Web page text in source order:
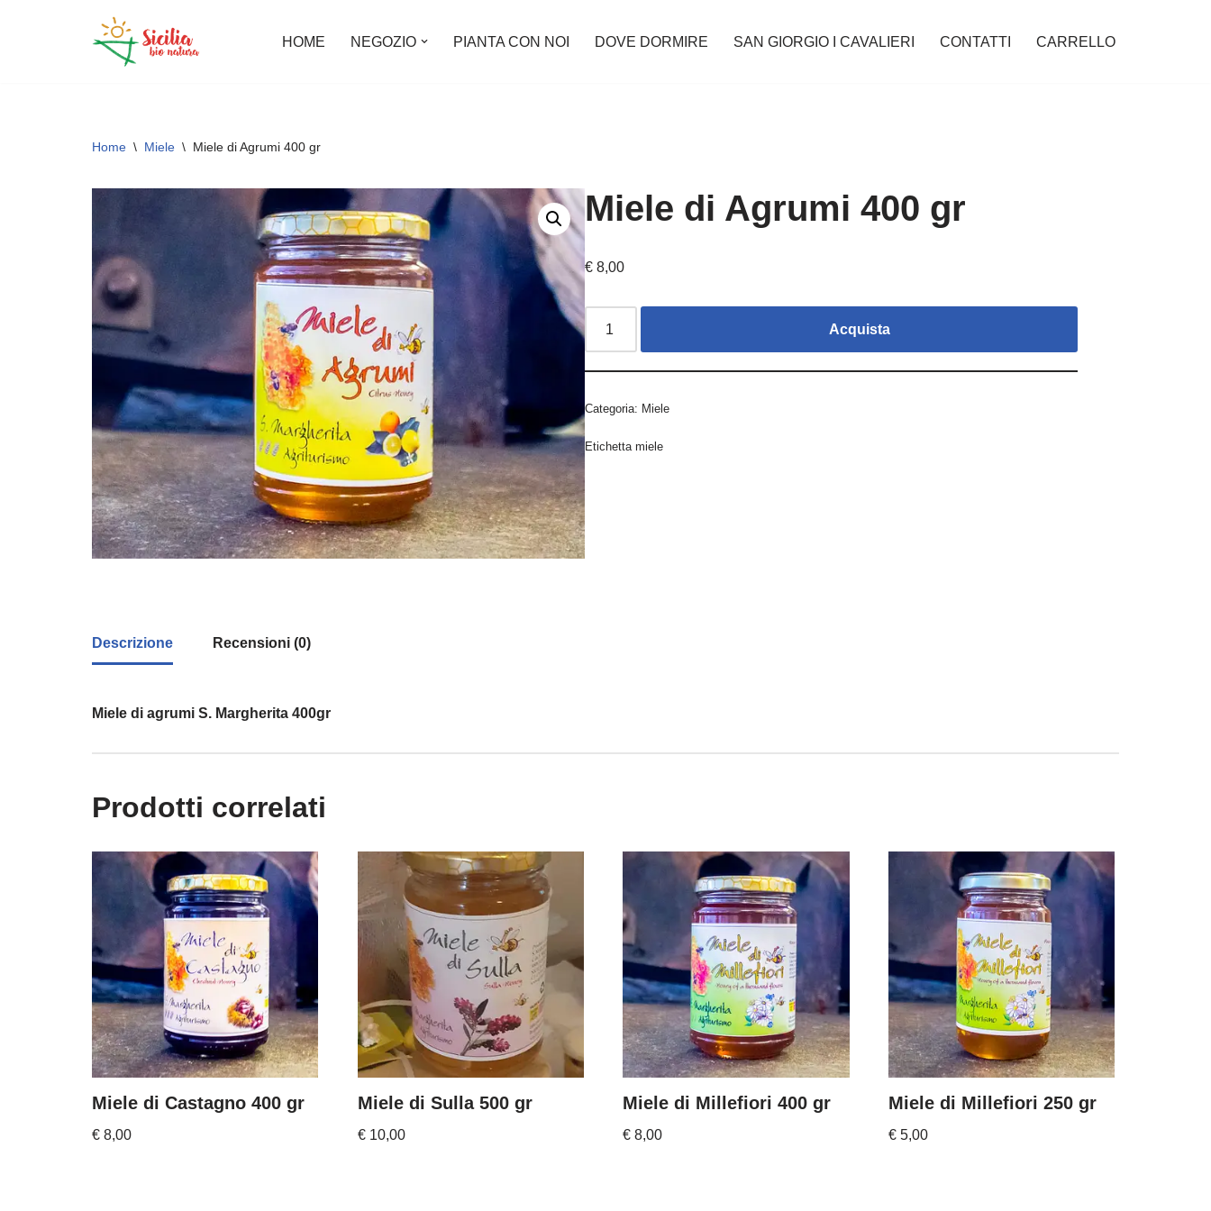
HOME NEGOZIO PIANTA CON NOI DOVE DORMIRE SAN GIORGIO I CAVALIERI CONTATTI CARRELLO
Home \ Miele \ Miele di Agrumi 400 gr
Miele di Agrumi 400 gr
€ 8,00
Acquista
Categoria: Miele
Etichettamiele
Descrizione Recensioni (0)
Miele di agrumi S. Margherita 400gr
Prodotti correlati
Miele di Castagno 400 gr
€ 8,00
Miele di Sulla 500 gr
€10,00
Miele di Millefiori 400 gr
€ 8,00
Miele di Millefiori 250 gr
€ 5,00